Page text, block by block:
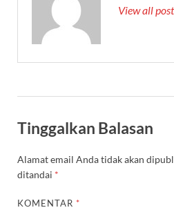
View all
Tinggalkan Balasan
Alamat email Anda tidak akan
ditandai *
KOMENTAR *